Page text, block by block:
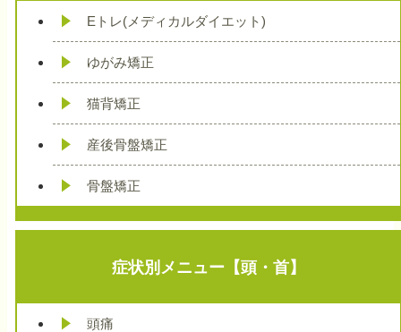
Eトレ(メディカルダイエット)
ゆがみ矯正
猫背矯正
産後骨盤矯正
骨盤矯正
症状別メニュー【頭・首】
頭痛